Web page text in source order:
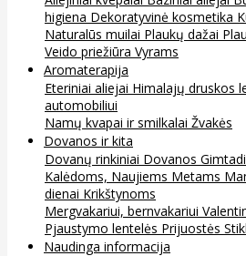
higiena Dekoratyvinė kosmetika
Naturalūs muilai Plaukų dažai
Veido priežiūra Vyrams
Aromaterapija
Eteriniai aliejai Himalajų druskos
automobiliui
Namų kvapai ir smilkalai Žvakės
Dovanos ir kita
Dovanų rinkiniai Dovanos
Kalėdoms, Naujiems Metams
dienai Krikštynoms
Mergvakariui, bernvakariui
Pjaustymo lentelės Prijuostės
Naudinga informacija